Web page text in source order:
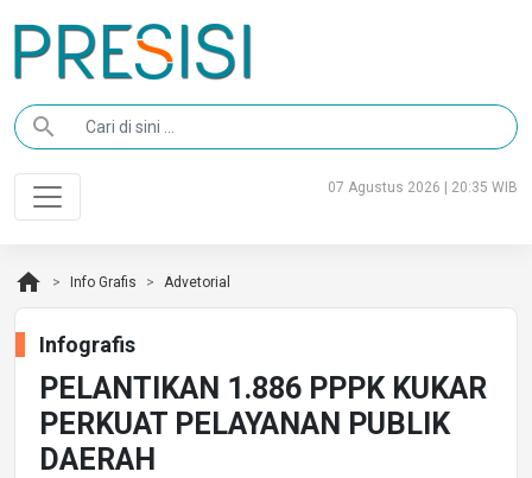
search
07 Agustus 2026 | 20:35 WIB
home Info Grafis Advetorial
Infografis
PELANTIKAN 1.886 PPPK KUKAR
PERKUAT PELAYANAN PUBLIK
DAERAH